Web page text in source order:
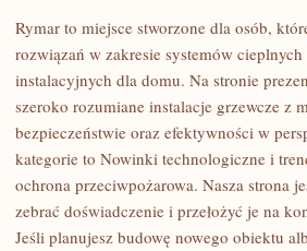
POZOSTAŁE
ARTYKUŁY
Rymar to miejsce stworzone dla osób,
rozwiązań w zakresie systemów
instalacyjnych dla domu. Na stronie
szeroko rozumiane instalacje grzewcze z
bezpieczeństwie oraz efektywności w
kategorie to Nowinki technologiczne i
ochrona przeciwpożarowa. Nasza strona
zebrać doświadczenie i przełożyć je na
Jeśli planujesz budowę nowego obiektu